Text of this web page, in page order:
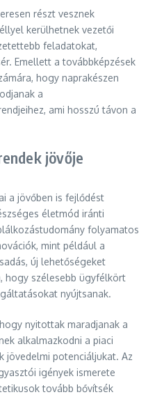
részt vesznek
kerülhetnek vezetői
feladatokat,
Emellett a továbbképzések
hogy naprakészen
a
ami hosszú távon a
jövője
a jövőben is fejlődést
életmód iránti
folyamatos
mint például a
új lehetőségeket
hogy szélesebb ügyfélkört
nyújtsanak.
nyitottak maradjanak a
alkalmazkodni a piaci
jövedelmi potenciáljukat. Az
igények ismerete
tovább bővítsék